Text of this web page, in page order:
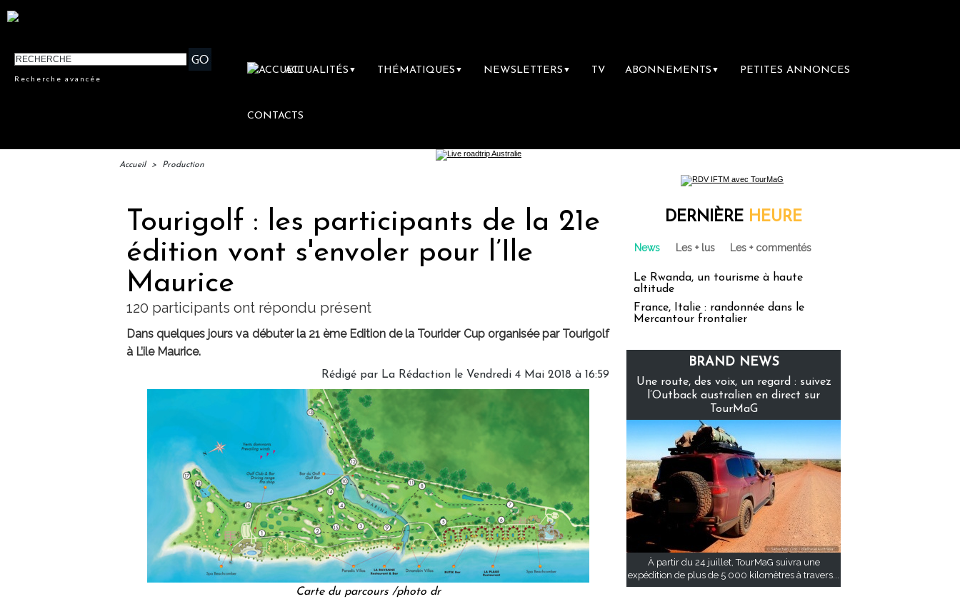
Recherche avancée
ACTUALITÉS ▼ THÉMATIQUES ▼ NEWSLETTERS ▼ TV ABONNEMENTS ▼ PETITES ANNONCES
CONTACTS
Accueil > Production
Tourigolf : les participants de la 21e
édition vont s'envoler pour l’Ile
Maurice
120 participants ont répondu présent
Dans quelques jours va débuter la 21 ème Edition de la Tourider Cup organisée par Tourigolf
à L’ile Maurice.
Rédigé par La Rédaction le Vendredi 4 Mai 2018 à 16:59
Carte du parcours /photo dr
DERNIÈRE HEURE
News Les + lus Les + commentés
Le Rwanda, un tourisme à haute
altitude
France, Italie : randonnée dans le
Mercantour frontalier
BRAND NEWS
Une route, des voix, un regard : suivez
l’Outback australien en direct sur
TourMaG
À partir du 24 juillet, TourMaG suivra une
expédition de plus de 5 000 kilomètres à travers...